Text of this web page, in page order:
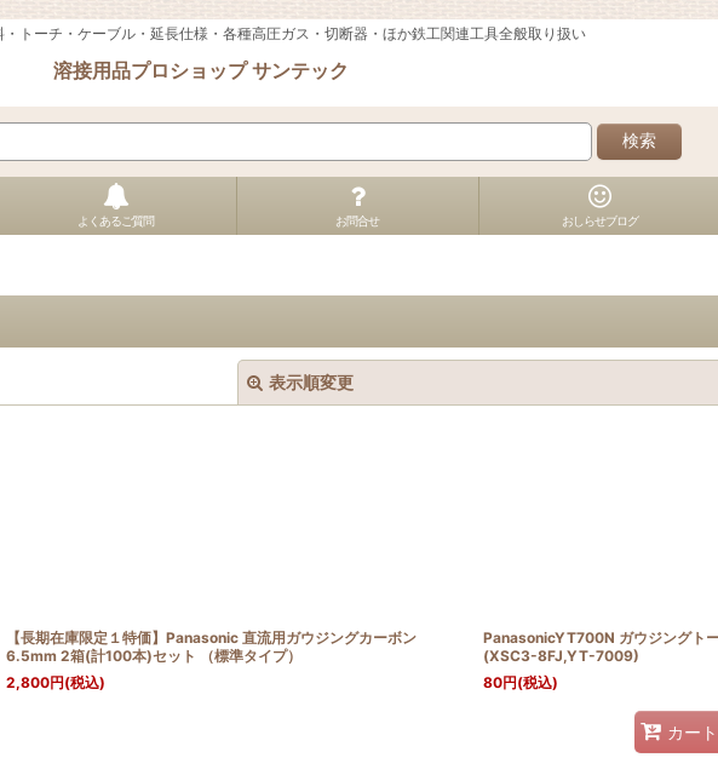
トーチ・ケーブル・延長仕様・各種高圧ガス・切断器・ほか鉄工関連工具全般取り扱い
溶接用品プロショップ サンテック
検索
よくあるご質問 お問合せ おしらせブログ
表示順変更
【長期在庫限定１特価】Panasonic 直流用ガウジングカーボン
6.5mm 2箱(計100本)セット （標準タイプ）
2,800円(税込)
PanasonicYT700N ガウジングト
(XSC3-8FJ,YT-7009)
80円(税込)
カー